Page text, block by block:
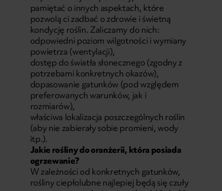
pamiętać o innych aspektach, które
pozwolą ci zadbać o zdrowie i świetną
kondycję roślin. Zaliczamy do nich:
odpowiedni poziom wilgotności i wymiany
powietrza (wentylacji),
dostęp do światła słonecznego (zgodny z
potrzebami konkretnych okazów),
dopasowanie gatunków (pod względem
preferowanych warunków, jak i
rozmiarów),
właściwa lokalizacja poszczególnych roślin
(aby nie zabierały sobie promieni, wody
itp.).
Jakie rośliny do oranżerii, która posiada
ogrzewanie?
W zależności od konkretnych gatunków,
rośliny ciepłolubne najlepiej będą się czuły